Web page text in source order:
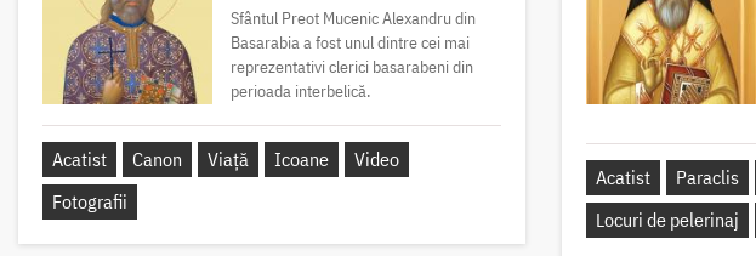
Sfântul Preot Mucenic Alexandru din
Basarabia a fost unul dintre cei mai
reprezentativi clerici basarabeni din
perioada interbelică.
Acatist Canon Viață Icoane
Video
Fotografii
Acatist Paraclis
Locuri de pelerinaj